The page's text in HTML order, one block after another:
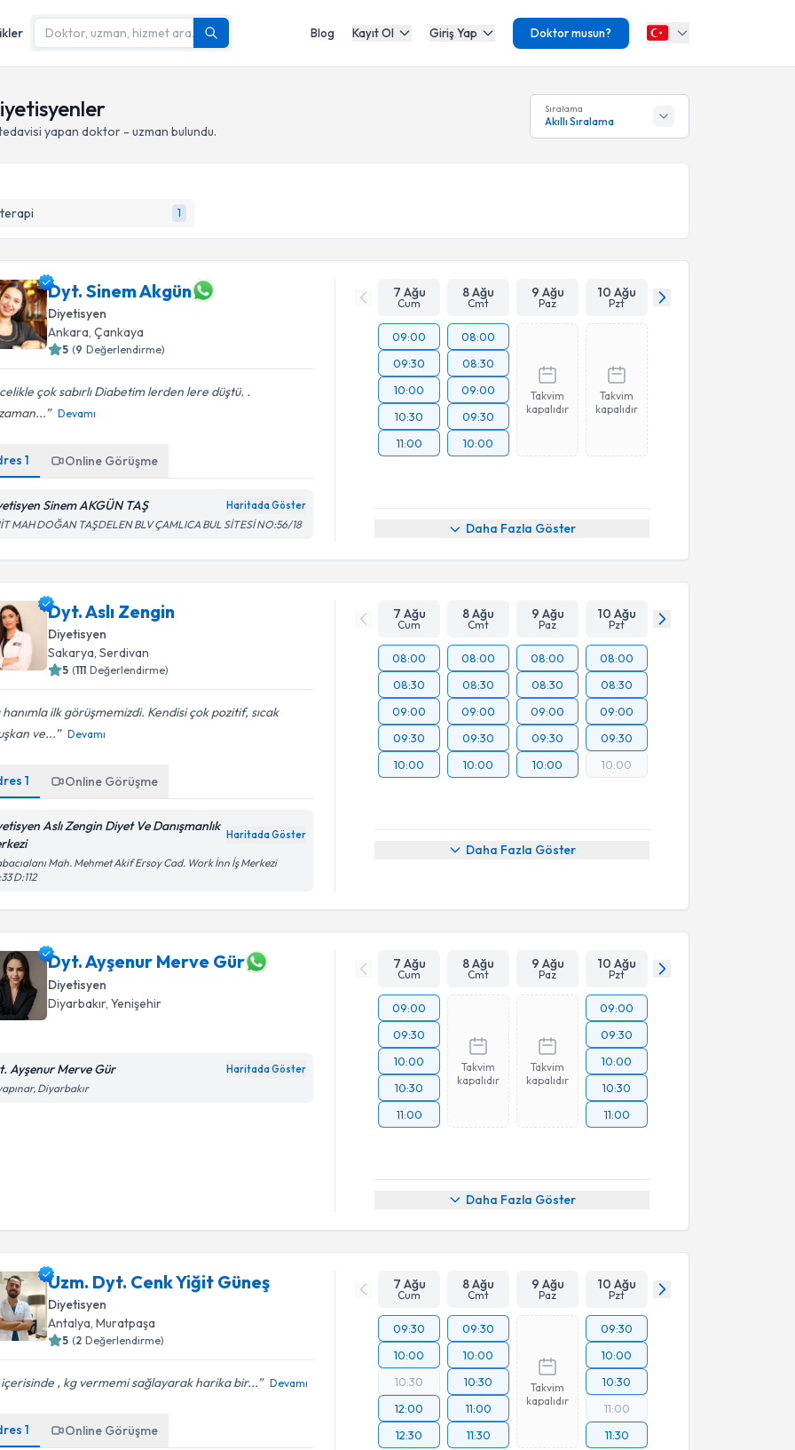
Blog Kayıt Ol Giriş Yap Doktor musun?
yapan doktor - uzman bulundu.
Sıralama
Akıllı Sıralama
1
Dyt. Sinem Akgün
Diyetisyen
Ankara,Çankaya
5 (9 Değerlendirme)
çok sabırlı Diabetim lerden lere düştü. .
Devamı
1 Online Görüşme
Sinem AKGÜN TAŞ Haritada Göster
MAH DOĞAN TAŞDELEN BLV ÇAMLICA BUL SİTESİ NO:56/18
7 Ağu
Cum
8 Ağu
Cmt
9 Ağu
Paz
10 Ağu
Pzt
09:00
09:30
10:00
10:30
11:00
08:00
08:30
09:00
09:30
10:00
Takvim
kapalıdır
Takvim
kapalıdır
Daha Fazla Göster
Dyt. Aslı Zengin
Diyetisyen
Sakarya ,Serdivan
5 (111 Değerlendirme)
hanımla ilk görüşmemizdi. Kendisi çok pozitif, sıcak
ve...
Devamı
1 Online Görüşme
Aslı Zengin Diyet Ve Danışmanlık
Haritada Göster
Mah. Mehmet Akif Ersoy Cad. Work İnn İş Merkezi
D:112
7 Ağu
Cum
8 Ağu
Cmt
9 Ağu
Paz
10 Ağu
Pzt
08:00
08:30
09:00
09:30
10:00
08:00
08:30
09:00
09:30
10:00
08:00
08:30
09:00
09:30
10:00
08:00
08:30
09:00
09:30
10:00
Daha Fazla Göster
Dyt. Ayşenur Merve Gür
Diyetisyen
Diyarbakır,Yenişehir
Ayşenur Merve Gür Haritada Göster
Diyarbakır
7 Ağu
Cum
8 Ağu
Cmt
9 Ağu
Paz
10 Ağu
Pzt
09:00
09:30
10:00
10:30
11:00
Takvim
kapalıdır
Takvim
kapalıdır
09:00
09:30
10:00
10:30
11:00
Daha Fazla Göster
Uzm. Dyt. Cenk Yiğit Güneş
Diyetisyen
Antalya,Muratpaşa
5 (2 Değerlendirme)
, kg vermemi sağlayarak harika bir... Devamı
1 Online Görüşme
7 Ağu
Cum
8 Ağu
Cmt
9 Ağu
Paz
10 Ağu
Pzt
09:30
10:00
10:30
12:00
12:30
09:30
10:00
10:30
11:00
11:30
Takvim
kapalıdır
09:30
10:00
10:30
11:00
11:30